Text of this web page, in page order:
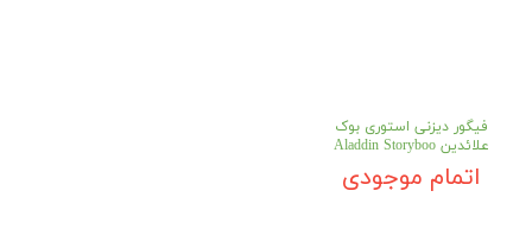
فیگور دیزنی استوری بوک
علائدین Aladdin Storyboo
اتمام موجودی